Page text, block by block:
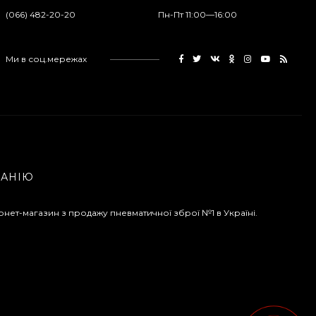
(066) 482-20-20 Пн-Пт 11:00—16:00
Ми в соц.мережах
магазин з продажу пневматичної зброї №1 в Україні.